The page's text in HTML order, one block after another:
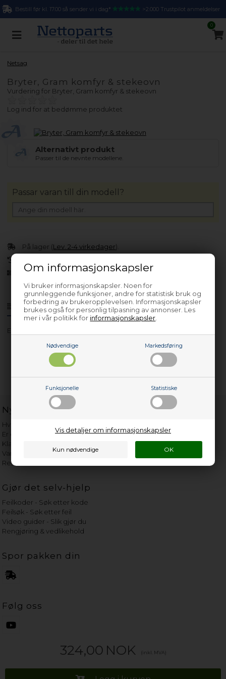
Om informasjonskapsler
Vi bruker informasjonskapsler. Noen for
grunnleggende funksjoner, andre for statistisk bruk og
forbedring av brukeropplevelsen. Informasjonskapsler
brukes også for personlig tilpasning av annonser. Les
mer i vår politikk for informasjonskapsler
Nødvendige Markedsføring
Funksjonelle Statistiske
Vis detaljer om informasjonskapsler
Bestill før kl. 17.00 så sender vi i dag* >2.000 Trustpilot anmeldelser
0
Netsag
Bryter, Gram komfyr & stekeovn
Vurdering for Bryter, Gram komfyr & stekeovn
Log ind for at bedømme produktet
Alternativt produkt
Passer til de nevnte modellene.
Produktinfo Spørsmål om varen?
EK 1610-51
324,00 NOK (inkl. MVA)
På lager (Lev. 2-4 virkedager).
Siden 2013
Passar varan till din modell?
Nyttige lenker
Hvor gammelt er apparatet mitt?
Er det verdt å reparere?
Klage på bassengrobot
Vannets hardhetsgrad
Reservedeler etter merke
Gjør det selv-hjelp
Feilkoder - Søk etter kode
Feilsøk - Søk etter feil
Video guider - Slik gjør du
Rengjøring & vedlikehold
Spor pakken din
Følg oss